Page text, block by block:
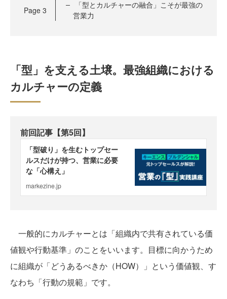
Page 3
「型とカルチャーの融合」こそが最強の
営業力
「型」を支える土壌。最強組織における
カルチャーの定義
前回記事【第5回】
一般的にカルチャーとは「組織内で共有されている価
値観や行動基準」のことをいいます。目標に向かうため
に組織が「どうあるべきか（HOW）」という価値観、す
なわち「行動の規範」です。